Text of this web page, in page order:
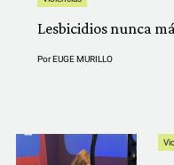
Lesbicidios nunca
PorEUGE MURILLO